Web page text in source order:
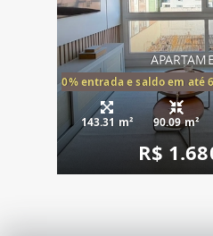
20% entrada e saldo em até
143.31 m² 90.09 m²
R$